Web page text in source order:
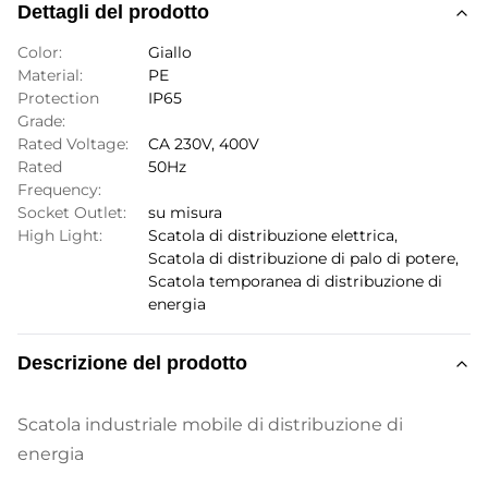
Dettagli del prodotto
Color:
Giallo
Material:
PE
Protection
Grade:
IP65
Rated Voltage:
CA 230V, 400V
Rated
Frequency:
50Hz
Socket Outlet:
su misura
High Light:
Scatola di distribuzione elettrica,
Scatola di distribuzione di palo di potere,
Scatola temporanea di distribuzione di
energia
Descrizione del prodotto
Scatola industriale mobile di distribuzione di
energia